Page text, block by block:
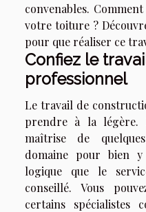
convenables.
votre toiture ?
pour que réaliser ce
Confiez le
professionnel
Le travail de
prendre à la légère.
maîtrise de
domaine pour bien
logique que le
conseillé. Vous
certains spécialistes